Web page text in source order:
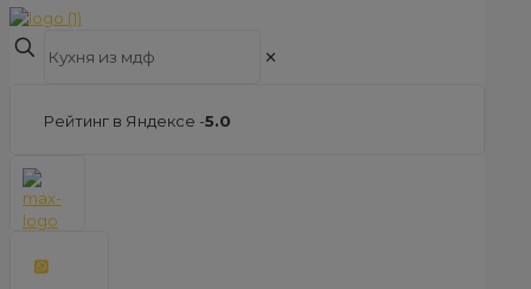
✕
Рейтинг в Яндексе -5.0